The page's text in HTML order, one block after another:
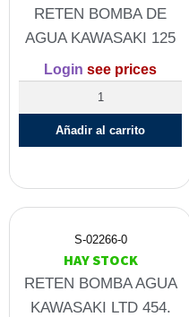
RETEN BOMBA DE
AGUA KAWASAKI 125
Login see prices
Añadir al carrito
S-02266-0
HAY STOCK
RETEN BOMBA AGUA
KAWASAKI LTD 454.